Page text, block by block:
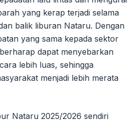
yang kerap terjadi selama
balik liburan Nataru. Dengan
yang sama kepada sektor
dapat menyebarkan
lebih luas, sehingga
menjadi lebih merata
Nataru 2025/2026 sendiri